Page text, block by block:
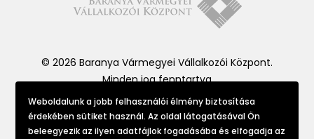
© 2026 Baranya Vármegyei Vállalkozói Központ.
Minden jog fenntartva
Website made by
Weboldalunk a jobb felhasználói élmény biztosítása
érdekében sütiket használ. Az oldal látogatásával Ön
beleegyezik az ilyen adatfájlok fogadásába és elfogadja az